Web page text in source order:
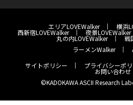
エリアLOVEWalker 横浜
西新宿LOVEWalker 夜景LOVEWalker
丸の内LOVEWalker
戦
ラーメンWalker
サイトポリシー
プライバシーポ
お問い合わせ
©KADOKAWA ASCII Research